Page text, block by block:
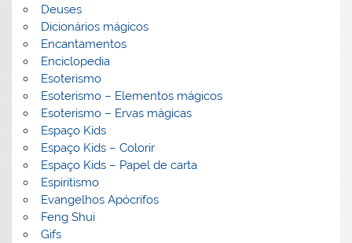
Deuses
Dicionários mágicos
Encantamentos
Enciclopedia
Esoterismo
Esoterismo – Elementos mágicos
Esoterismo – Ervas mágicas
Espaço Kids
Espaço Kids – Colorir
Espaço Kids – Papel de carta
Espiritismo
Evangelhos Apócrifos
Feng Shui
Gifs